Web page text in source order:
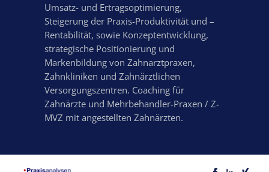
Umsatz- und Ertragsoptimierung,
Steigerung der Praxis-Produktivität und –
Rentabilität, sowie Konzeptentwicklung,
strategische Positionierung und
Markenbildung von Zahnarztpraxen,
Zahnkliniken und Zahnärztlichen
Versorgungszentren. Coaching für
Zahnärzte und Mehrbehandler-Praxen / Z-
MVZ mit angestellten Zahnärzten.